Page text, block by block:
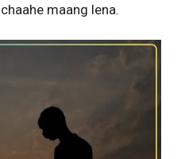
maang lena.